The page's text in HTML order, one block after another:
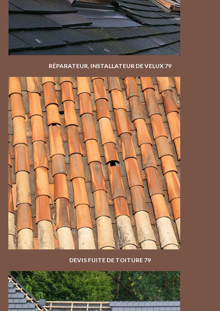
RÉPARATEUR, INSTALLATEUR DE VELUX 79
DEVIS FUITE DE TOITURE 79